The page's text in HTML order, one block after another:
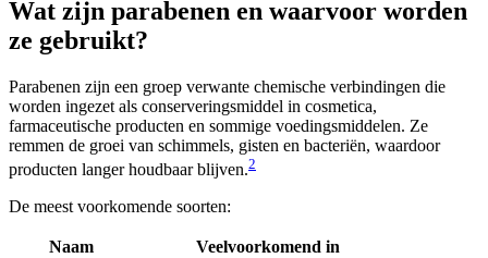
Wat zijn parabenen en waarvoor worden
ze gebruikt?
Parabenen zijn een groep verwante chemische verbindingen die
worden ingezet als conserveringsmiddel in cosmetica,
farmaceutische producten en sommige voedingsmiddelen. Ze
remmen de groei van schimmels, gisten en bacteriën, waardoor
producten langer houdbaar blijven.2
De meest voorkomende soorten:
Naam
Veelvoorkomend in